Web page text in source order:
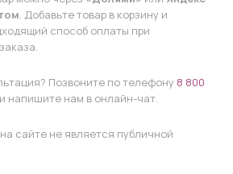
. Добавьте товар в корзину и
способ оплаты при
Позвоните по телефону 8 800
напишите нам в онлайн-чат.
сайте не является публичной